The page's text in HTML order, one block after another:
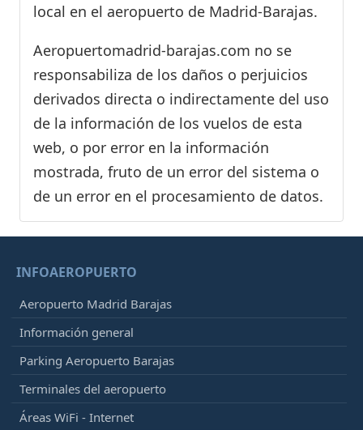
local en el aeropuerto de Madrid-Barajas.
Aeropuertomadrid-barajas.com no se
responsabiliza de los daños o perjuicios
derivados directa o indirectamente del uso
de la información de los vuelos de esta
web, o por error en la información
mostrada, fruto de un error del sistema o
de un error en el procesamiento de datos.
INFOAEROPUERTO
Aeropuerto Madrid Barajas
Información general
Parking Aeropuerto Barajas
Terminales del aeropuerto
Áreas WiFi - Internet